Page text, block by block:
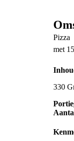
Pizza
met
330